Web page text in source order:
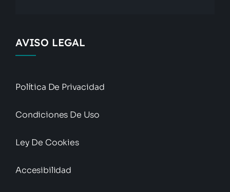
AVISO LEGAL
Política De Privacidad
Condiciones De Uso
Ley De Cookies
Accesibilidad